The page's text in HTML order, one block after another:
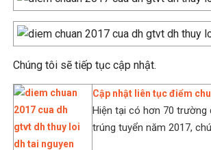
Chúng tôi sẽ tiếp tục cập nhật.
Cập nhật liên tục điểm
Hiện tại có hơn 70
trúng tuyển năm 2017,